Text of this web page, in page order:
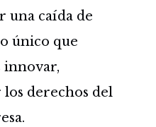
una caída de
único que
innovar,
derechos del